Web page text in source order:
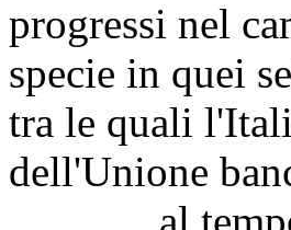
progressi nel
specie in quei
tra le quali
dell'Unione
al tempo